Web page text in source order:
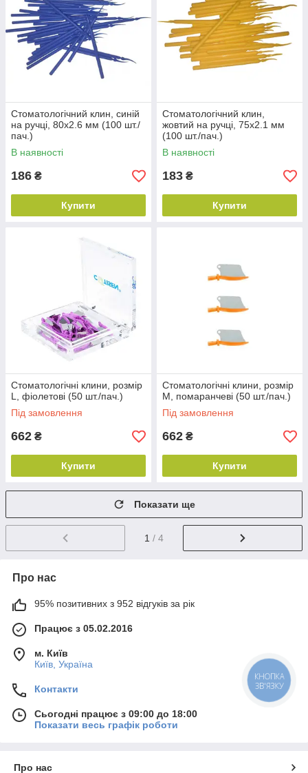
Стоматологічний клин, синій
на ручці, 80х2.6 мм (100 шт./
пач.)
В наявності
186 ₴
Купити
Стоматологічний клин,
жовтий на ручці, 75х2.1 мм
(100 шт./пач.)
В наявності
183 ₴
Купити
Стоматологічні клини, розмір
L, фіолетові (50 шт./пач.)
Під замовлення
662 ₴
Купити
Стоматологічні клини, розмір
М, помаранчеві (50 шт./пач.)
Під замовлення
662 ₴
Купити
Показати ще
1 / 4
Про нас
95% позитивних з 952 відгуків за рік
Працює з 05.02.2016
м. Київ
Київ, Україна
Контакти
Сьогодні працює з 09:00 до 18:00
Показати весь графік роботи
Про нас
КНОПКА
ЗВ'ЯЗКУ